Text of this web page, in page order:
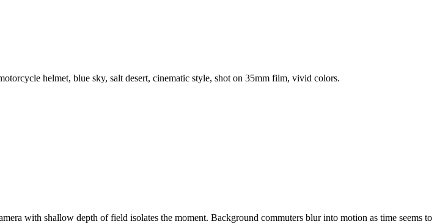
helmet, blue sky, salt desert, cinematic style, shot on 35mm film, vivid colors.
with shallow depth of field isolates the moment. Background commuters blur into motion as time seems to